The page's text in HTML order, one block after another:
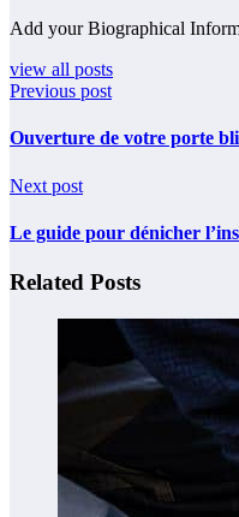
Add your Biographical
view all posts
Previous post
Ouverture de votre porte
Next post
Le guide pour dénicher
Related Posts